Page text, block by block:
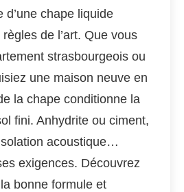
d’une chape liquide
de l’art. Que vous
strasbourgeois ou
une maison neuve en
la chape conditionne la
fini. Anhydrite ou ciment,
acoustique…
exigences. Découvrez
bonne formule et